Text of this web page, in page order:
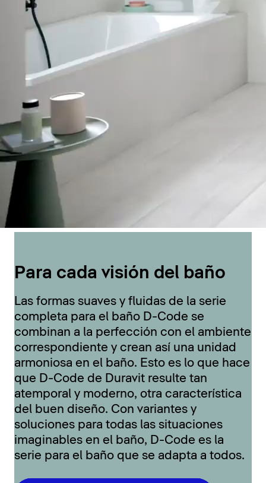
Para cada visión del baño
Las formas suaves y fluidas de la serie
completa para el baño D-Code se
combinan a la perfección con el ambiente
correspondiente y crean así una unidad
armoniosa en el baño. Esto es lo que hace
que D-Code de Duravit resulte tan
atemporal y moderno, otra característica
del buen diseño. Con variantes y
soluciones para todas las situaciones
imaginables en el baño, D-Code es la
serie para el baño que se adapta a todos.